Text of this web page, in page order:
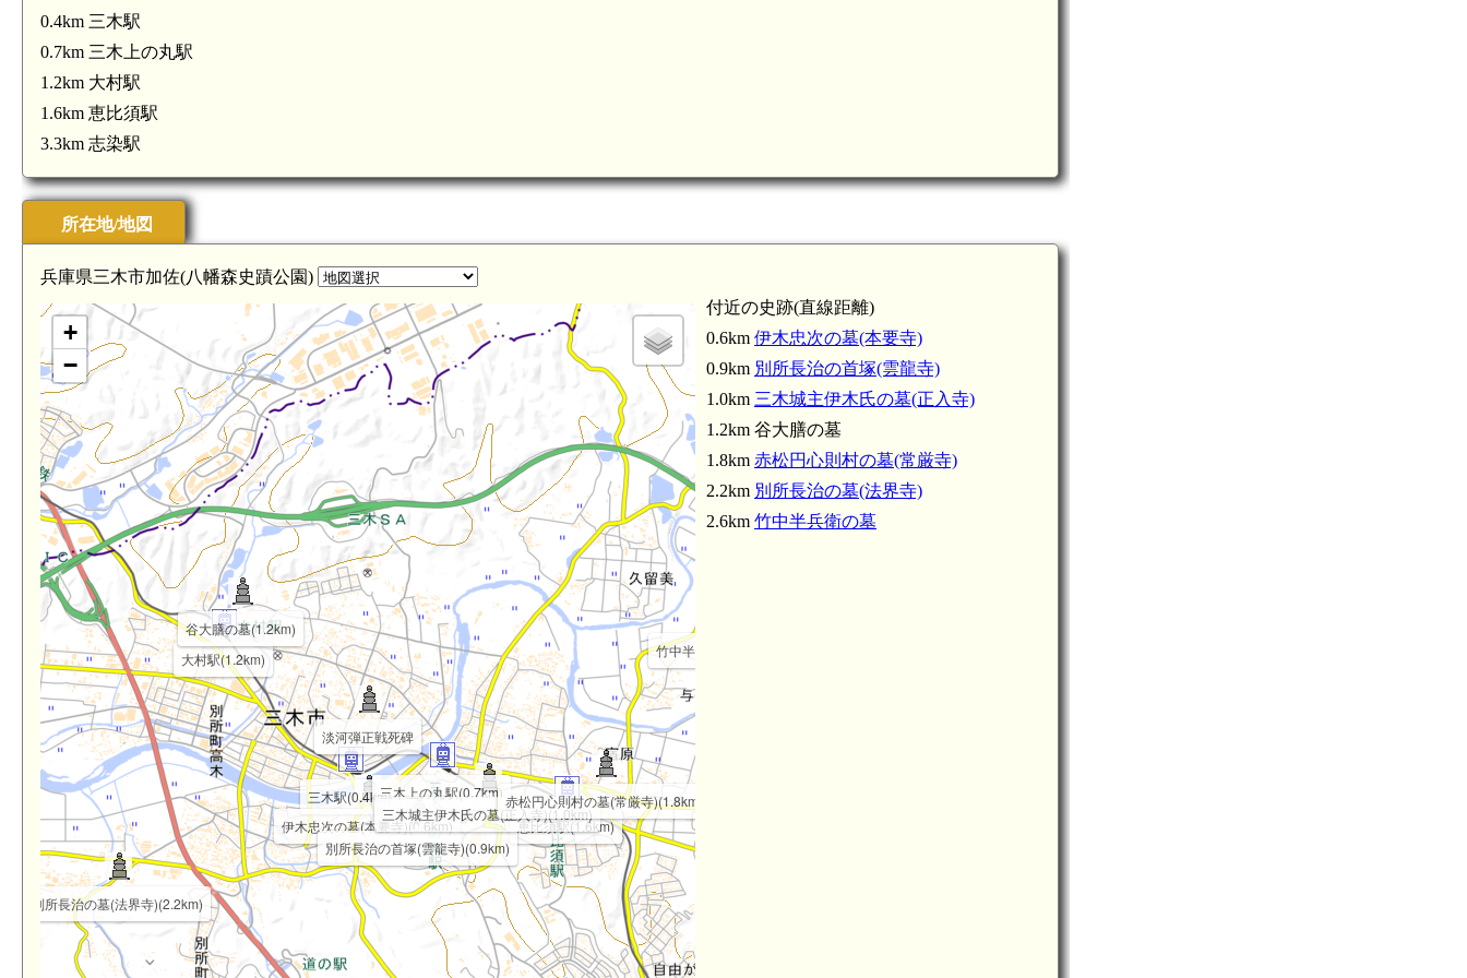
0.4km 三木駅
0.7km 三木上の丸駅
1.2km 大村駅
1.6km 恵比須駅
3.3km 志染駅
所在地/地図
兵庫県三木市加佐(八幡森史蹟公園)
三木駅(0.4km)三木上の丸駅(0.7km)
大村駅(1.2km)
恵比須駅(1.6km)
淡河弾正戦死碑
伊木忠次の墓(本要寺)(0.6km)
別所長治の首塚(雲龍寺)(0.9km)
三木城主伊木氏の墓(正入寺)(1.0km)
谷大膳の墓(1.2km)
赤松円心則村の墓(常厳寺)(1.8km)
別所長治の墓(法界寺)(2.2km)
竹中半兵衛の墓(2.6km)
+
−
付近の史跡(直線距離)
0.6km 伊木忠次の墓(本要寺)
0.9km 別所長治の首塚(雲龍寺)
1.0km 三木城主伊木氏の墓(正入寺)
1.2km 谷大膳の墓
1.8km 赤松円心則村の墓(常厳寺)
2.2km 別所長治の墓(法界寺)
2.6km 竹中半兵衛の墓